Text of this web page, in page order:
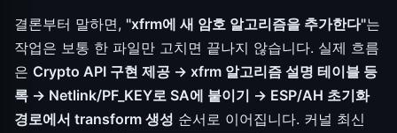
결론부터 말하면, "xfrm에 새 암호 알고리즘을 추가한다"는
작업은 보통 한 파일만 고치면 끝나지 않습니다. 실제 흐름
은 Crypto API 구현 제공 → xfrm 알고리즘 설명 테이블 등
록 → Netlink/PF_KEY로 SA에 붙이기 → ESP/AH 초기화
경로에서 transform 생성 순서로 이어집니다. 커널 최신